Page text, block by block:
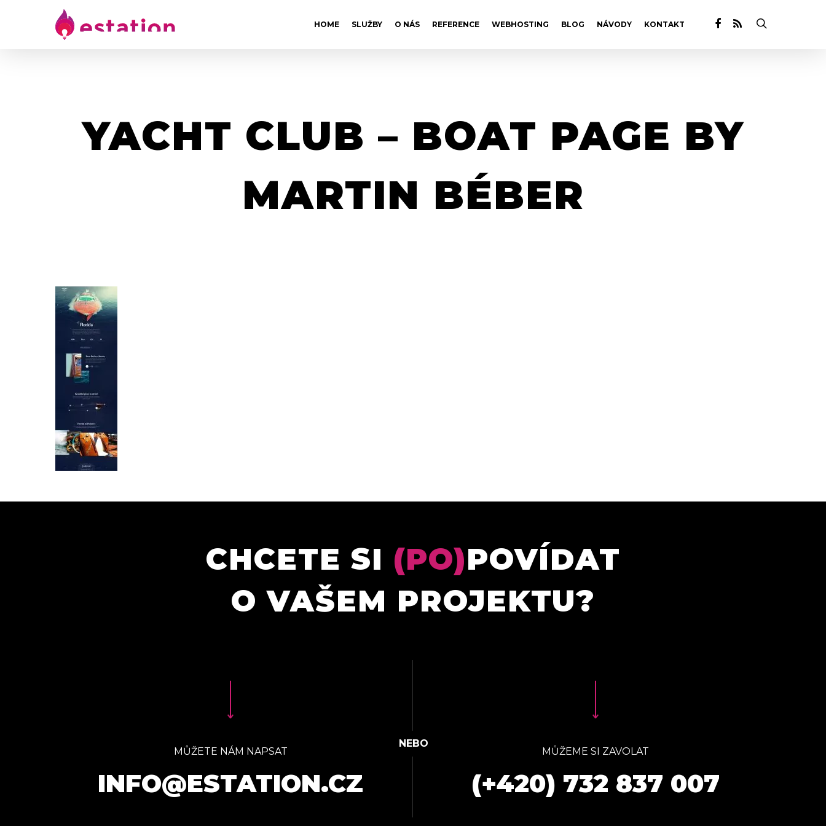
HOME SLUŽBY O NÁS REFERENCE WEBHOSTING BLOG NÁVODY KONTAKT
YACHT CLUB – BOAT PAGE BY
MARTIN BÉBER
CHCETE SI (PO)POVÍDAT
O VAŠEM PROJEKTU?
MŮŽETE NÁM NAPSAT
INFO@ESTATION.CZ
MŮŽEME SI ZAVOLAT
(+420) 732 837 007